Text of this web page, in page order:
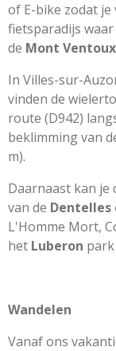
of E-bike zodat
fietsparadijs
de Mont
In Villes-sur-
vinden de
route (D942)
beklimming van
m).
Daarnaast kan je
van de
L'Homme Mort,
het Luberon
Wandelen
Vanaf ons